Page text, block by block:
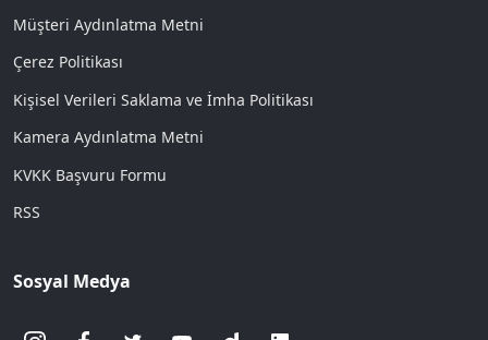
Müşteri Aydınlatma Metni
Çerez Politikası
Kişisel Verileri Saklama ve İmha Politikası
Kamera Aydınlatma Metni
KVKK Başvuru Formu
RSS
Sosyal Medya